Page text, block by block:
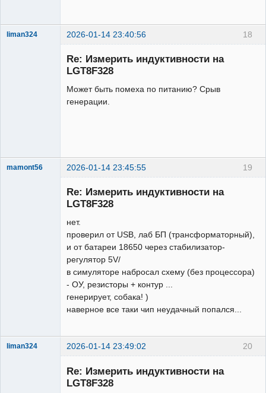
18
liman324 2026-01-14 23:40:56
Re: Измерить индуктивности на
LGT8F328
Может быть помеха по питанию? Срыв
генерации.
19
mamont56 2026-01-14 23:45:55
Re: Измерить индуктивности на
LGT8F328
нет.
проверил от USB, лаб БП (трансформаторный),
и от батареи 18650 через стабилизатор-
регулятор 5V/
в симуляторе набросал схему (без процессора)
- ОУ, резисторы + контур ...
генерирует, собака! )
наверное все таки чип неудачный попался...
20
liman324 2026-01-14 23:49:02
Re: Измерить индуктивности на
LGT8F328